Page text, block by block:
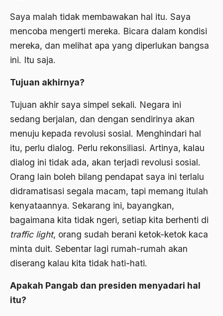
Saya malah tidak membawakan hal itu. Saya
mencoba mengerti mereka. Bicara dalam kondisi
mereka, dan melihat apa yang diperlukan bangsa
ini. Itu saja.
Tujuan akhirnya?
Tujuan akhir saya simpel sekali. Negara ini
sedang berjalan, dan dengan sendirinya akan
menuju kepada revolusi sosial. Menghindari hal
itu, perlu dialog. Perlu rekonsiliasi. Artinya, kalau
dialog ini tidak ada, akan terjadi revolusi sosial.
Orang lain boleh bilang pendapat saya ini terlalu
didramatisasi segala macam, tapi memang itulah
kenyataannya. Sekarang ini, bayangkan,
bagaimana kita tidak ngeri, setiap kita berhenti di
traffic light, orang sudah berani ketok-ketok kaca
minta duit. Sebentar lagi rumah-rumah akan
diserang kalau kita tidak hati-hati.
Apakah Pangab dan presiden menyadari hal
itu?
Alternatif Politis
Alumni Sayid Al-Maliki
Alvin W. Gouldner
Amangkurat
Amar Ma'ruf Nahi Munkar
ambisi politik
Ambivalen
ambon
Amerika
amerika serikat
Amien Rais
Amin Iskandar
Amir